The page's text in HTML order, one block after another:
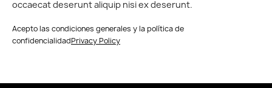
occaecat deserunt aliquip nisi ex deserunt.
Acepto las condiciones generales y la política de
confidencialidadPrivacy Policy